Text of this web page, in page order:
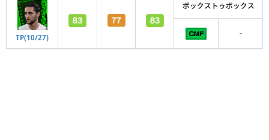
TP(10/27)
ボックストゥボックス
-